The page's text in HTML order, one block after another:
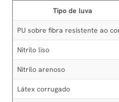
Tipo de luva
PU sobre fibra resistente ao
Nitrilo liso
Nitrilo arenoso
Látex corrugado